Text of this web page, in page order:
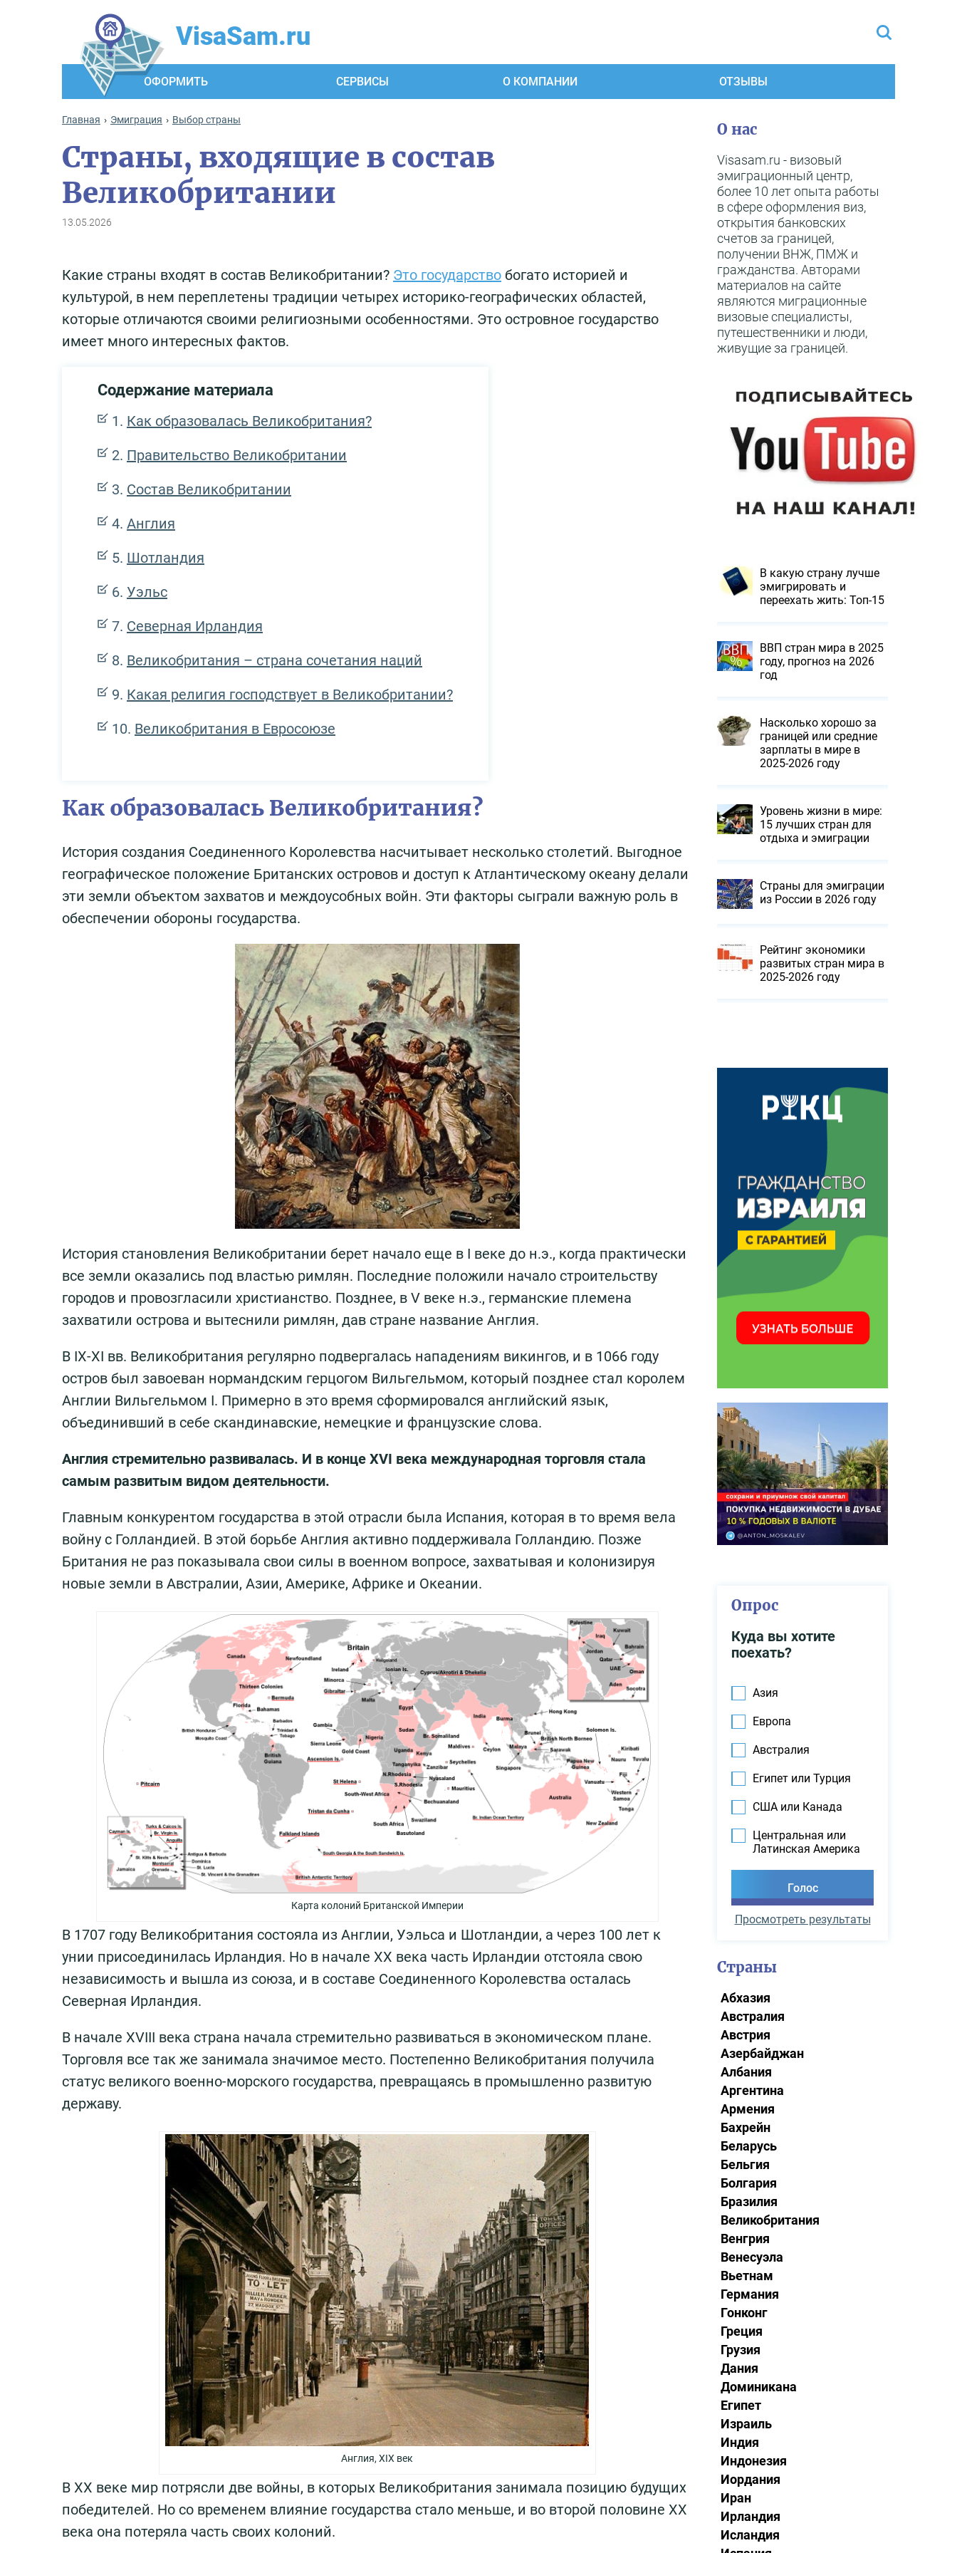
VisaSam.ru
ОФОРМИТЬ СЕРВИСЫ О КОМПАНИИ ОТЗЫВЫ
Главная Эмиграция Выбор страны
Страны, входящие в состав
Великобритании
13.05.2026
Какие страны входят в состав Великобритании? Это государство богато историей и
культурой, в нем переплетены традиции четырех историко-географических областей,
которые отличаются своими религиозными особенностями. Это островное государство
имеет много интересных фактов.
Содержание материала
Как образовалась Великобритания?
Правительство Великобритании
Состав Великобритании
Англия
Шотландия
Уэльс
Северная Ирландия
Великобритания – страна сочетания наций
Какая религия господствует в Великобритании?
Великобритания в Евросоюзе
Как образовалась Великобритания?
История создания Соединенного Королевства насчитывает несколько столетий. Выгодное
географическое положение Британских островов и доступ к Атлантическому океану делали
эти земли объектом захватов и междоусобных войн. Эти факторы сыграли важную роль в
обеспечении обороны государства.
История становления Великобритании берет начало еще в I веке до н.э., когда практически
все земли оказались под властью римлян. Последние положили начало строительству
городов и провозгласили христианство. Позднее, в V веке н.э., германские племена
захватили острова и вытеснили римлян, дав стране название Англия.
В IX-XI вв. Великобритания регулярно подвергалась нападениям викингов, и в 1066 году
остров был завоеван нормандским герцогом Вильгельмом, который позднее стал королем
Англии Вильгельмом I. Примерно в это время сформировался английский язык,
объединивший в себе скандинавские, немецкие и французские слова.
Англия стремительно развивалась. И в конце XVI века международная торговля стала
самым развитым видом деятельности.
Главным конкурентом государства в этой отрасли была Испания, которая в то время вела
войну с Голландией. В этой борьбе Англия активно поддерживала Голландию. Позже
Британия не раз показывала свои силы в военном вопросе, захватывая и колонизируя
новые земли в Австралии, Азии, Америке, Африке и Океании.
Карта колоний Британской Империи
В 1707 году Великобритания состояла из Англии, Уэльса и Шотландии, а через 100 лет к
унии присоединилась Ирландия. Но в начале XX века часть Ирландии отстояла свою
независимость и вышла из союза, и в составе Соединенного Королевства осталась
Северная Ирландия.
В начале XVIII века страна начала стремительно развиваться в экономическом плане.
Торговля все так же занимала значимое место. Постепенно Великобритания получила
статус великого военно-морского государства, превращаясь в промышленно развитую
державу.
Англия, XIX век
В XX веке мир потрясли две войны, в которых Великобритания занимала позицию будущих
победителей. Но со временем влияние государства стало меньше, и во второй половине XX
века она потеряла часть своих колоний.
О нас
Visasam.ru - визовый
эмиграционный центр,
более 10 лет опыта работы
в сфере оформления виз,
открытия банковских
счетов за границей,
получении ВНЖ, ПМЖ и
гражданства. Авторами
материалов на сайте
являются миграционные
визовые специалисты,
путешественники и люди,
живущие за границей.
В какую страну лучше
эмигрировать и
переехать жить: Топ-15
ВВП стран мира в 2025
году, прогноз на 2026
год
Насколько хорошо за
границей или cредние
зарплаты в мире в
2025-2026 году
Уровень жизни в мире:
15 лучших стран для
отдыха и эмиграции
Страны для эмиграции
из России в 2026 году
Рейтинг экономики
развитых стран мира в
2025-2026 году
Опрос
Куда вы хотите
поехать?
Азия
Европа
Австралия
Египет или Турция
США или Канада
Центральная или
Латинская Америка
Просмотреть результаты
Страны
Абхазия
Австралия
Австрия
Азербайджан
Албания
Аргентина
Армения
Бахрейн
Беларусь
Бельгия
Болгария
Бразилия
Великобритания
Венгрия
Венесуэла
Вьетнам
Германия
Гонконг
Греция
Грузия
Дания
Доминикана
Египет
Израиль
Индия
Индонезия
Иордания
Иран
Ирландия
Исландия